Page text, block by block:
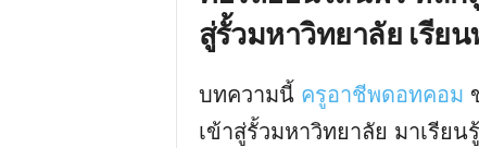
สู่รั้วมหาวิทยาลัย เรีย
บทความนี้ครูอาชีพดอทคอม
เข้าสู่รั้วมหาวิทยาลัย มาเรีย